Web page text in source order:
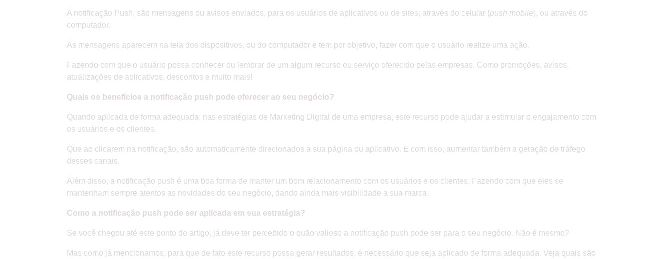
A notificação Push, são mensagens ou avisos enviados, para os usuários de aplicativos ou de sites, através do celular (push mobile), ou através do
computador.
As mensagens aparecem na tela dos dispositivos, ou do computador e tem por objetivo, fazer com que o usuário realize uma ação.
Fazendo com que o usuário possa conhecer ou lembrar de um algum recurso ou serviço oferecido pelas empresas. Como promoções, avisos,
atualizações de aplicativos, descontos e muito mais!
Quais os benefícios a notificação push pode oferecer ao seu negócio?
Quando aplicada de forma adequada, nas estratégias de Marketing Digital de uma empresa, este recurso pode ajudar a estimular o engajamento com
os usuários e os clientes.
Que ao clicarem na notificação, são automaticamente direcionados a sua página ou aplicativo. E com isso, aumentar também a geração de tráfego
desses canais.
Além disso, a notificação push é uma boa forma de manter um bom relacionamento com os usuários e os clientes. Fazendo com que eles se
mantenham sempre atentos as novidades do seu negócio, dando ainda mais visibilidade a sua marca.
Como a notificação push pode ser aplicada em sua estratégia?
Se você chegou até este ponto do artigo, já deve ter percebido o quão valioso a notificação push pode ser para o seu negócio. Não é mesmo?
Mas como já mencionamos, para que de fato este recurso possa gerar resultados, é necessário que seja aplicado de forma adequada. Veja quais são